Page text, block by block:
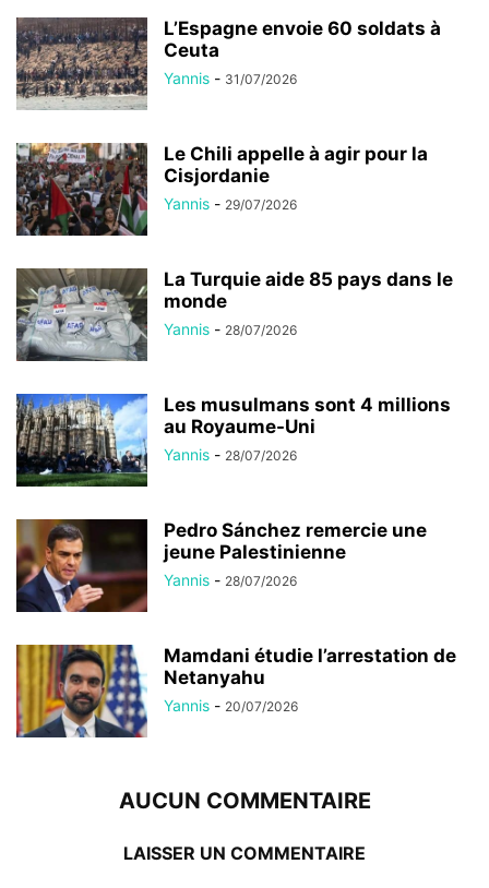
L’Espagne envoie 60 soldats à
Ceuta
Yannis - 31/07/2026
Le Chili appelle à agir pour la
Cisjordanie
Yannis - 29/07/2026
La Turquie aide 85 pays dans le
monde
Yannis - 28/07/2026
Les musulmans sont 4 millions
au Royaume-Uni
Yannis - 28/07/2026
Pedro Sánchez remercie une
jeune Palestinienne
Yannis - 28/07/2026
Mamdani étudie l’arrestation de
Netanyahu
Yannis - 20/07/2026
AUCUN COMMENTAIRE
LAISSER UN COMMENTAIRE